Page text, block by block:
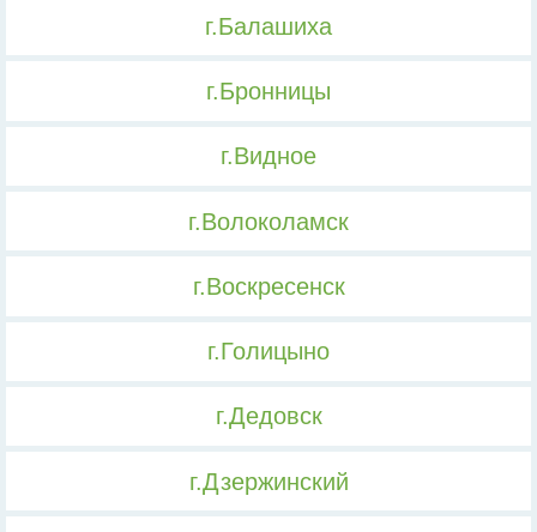
г.Балашиха
г.Бронницы
г.Видное
г.Волоколамск
г.Воскресенск
г.Голицыно
г.Дедовск
г.Дзержинский